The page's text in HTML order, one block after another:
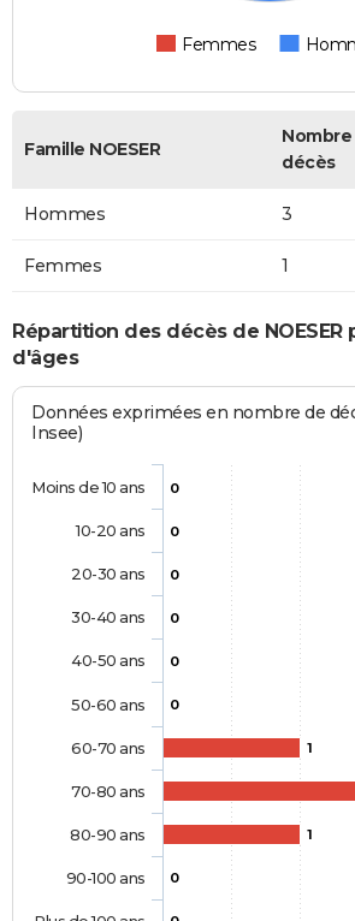
Femmes
Famille NOESER
Nombre
décès
Hommes 3
Femmes 1
Répartition des décès de NOESER
d'âges
Données exprimées en nombre de
Insee)
0
0
0
0
0
0
1
1
0
Moins de 10 ans
10-20 ans
20-30 ans
30-40 ans
40-50 ans
50-60 ans
60-70 ans
70-80 ans
80-90 ans
90-100 ans